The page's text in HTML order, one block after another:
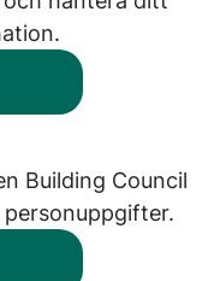
Building Council